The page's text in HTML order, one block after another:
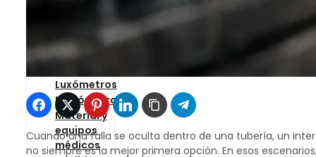
Rastrea
Contacto
recubrimiento
Gaussimetros
Hormigón y
Luxómetros
Manómetros
Material y
equipos
médicos
Cuando una falla se oculta dentro de una tubería, un
no siempre es la mejor primera opción. En esos